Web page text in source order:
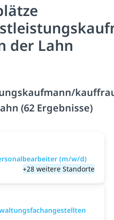
der Lahn
(62 Ergebnisse)
(m/w/d)
+28 weitere Standorte